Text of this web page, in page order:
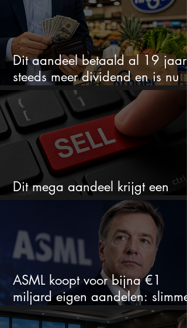
Dit aandeel betaald al 19 jaar
steeds meer dividend en is nu
goedkoop
Dit mega aandeel krijgt een
zeldzaam verkoopadvies
ASML koopt voor bijna €1
miljard eigen aandelen: slimme
zet of dure timing?